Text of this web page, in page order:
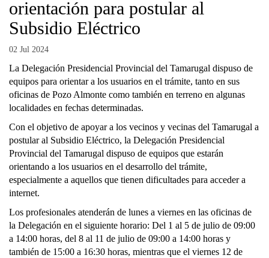
orientación para postular al
Subsidio Eléctrico
02 Jul 2024
La Delegación Presidencial Provincial del Tamarugal dispuso de
equipos para orientar a los usuarios en el trámite, tanto en sus
oficinas de Pozo Almonte como también en terreno en algunas
localidades en fechas determinadas.
Con el objetivo de apoyar a los vecinos y vecinas del Tamarugal a
postular al Subsidio Eléctrico, la Delegación Presidencial
Provincial del Tamarugal dispuso de equipos que estarán
orientando a los usuarios en el desarrollo del trámite,
especialmente a aquellos que tienen dificultades para acceder a
internet.
Los profesionales atenderán de lunes a viernes en las oficinas de
la Delegación en el siguiente horario: Del 1 al 5 de julio de 09:00
a 14:00 horas, del 8 al 11 de julio de 09:00 a 14:00 horas y
también de 15:00 a 16:30 horas, mientras que el viernes 12 de